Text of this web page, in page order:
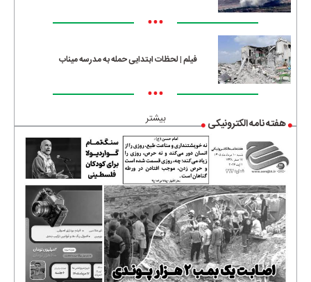
•••
فیلم | لحظات ابتدایی حمله به مدرسه میناب
•••
بیشتر هفته نامه الکترونیکی